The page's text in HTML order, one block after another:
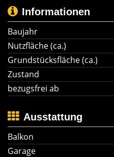
Informationen
Baujahr
Nutzfläche (ca.)
Grundstücksfläche (ca.)
Zustand
bezugsfrei ab
Ausstattung
Balkon
Garage